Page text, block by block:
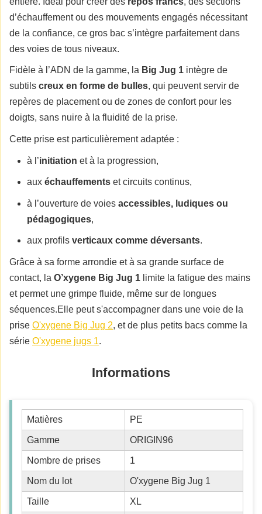
d’échauffement ou des mouvements engagés nécessitant
de la confiance, ce gros bac s’intègre parfaitement dans
des voies de tous niveaux.
Fidèle à l’ADN de la gamme, la Big Jug 1 intègre de
subtils creux en forme de bulles, qui peuvent servir de
repères de placement ou de zones de confort pour les
doigts, sans nuire à la fluidité de la prise.
Cette prise est particulièrement adaptée :
à l’initiation et à la progression,
aux échauffements et circuits continus,
à l’ouverture de voies accessibles, ludiques ou
pédagogiques,
aux profils verticaux comme déversants.
Grâce à sa forme arrondie et à sa grande surface de
contact, la O’xygene Big Jug 1 limite la fatigue des mains
et permet une grimpe fluide, même sur de longues
séquences.Elle peut s'accompagner dans une voie de la
prise O'xygene Big Jug 2, et de plus petits bacs comme la
série O'xygene jugs 1.
Informations
Matières PE
Gamme ORIGIN96
Nombre de prises 1
Nom du lot O'xygene Big Jug 1
Taille XL